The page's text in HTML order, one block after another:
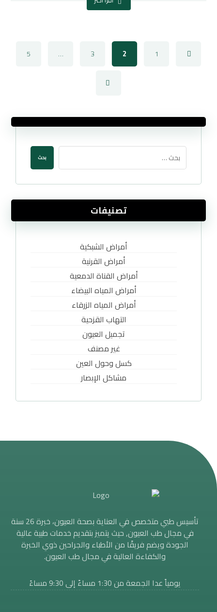
1
2
3
…
5
بحث
تصنيفات
أمراض الشبكية
أمراض القرنية
أمراض القناة الدمعية
أمراض المياه البيضاء
أمراض المياه الزرقاء
التهاب القزحية
تجميل العيون
غير مصنف
كسل وحول العين
مشاكل الإبصار
تأسيس طبي متخصص في العناية بصحة العيون، خبرة 26 سنة
في مجال طب العيون, حيث يتميز بتقديم خدمات طبية عالية
الجودة ويضم فريقًا من الأطباء والجراحين ذوي الخبرة
والكفاءة العالية في مجال طب العيون.
يومياً عدا الجمعة من 1:30 مساءََ إلى 9:30 مساءً